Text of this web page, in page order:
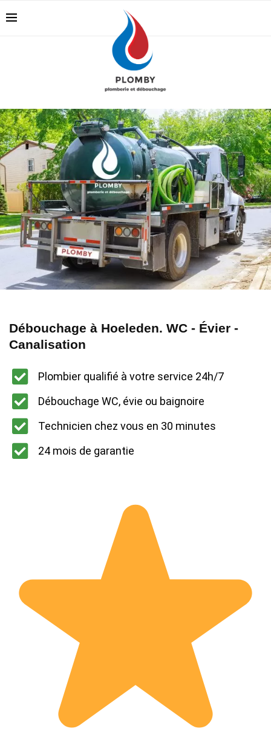
Débouchage à Hoeleden. WC - Évier -
Canalisation
Plombier qualifié à votre service 24h/7
Débouchage WC, évie ou baignoire
Technicien chez vous en 30 minutes
24 mois de garantie